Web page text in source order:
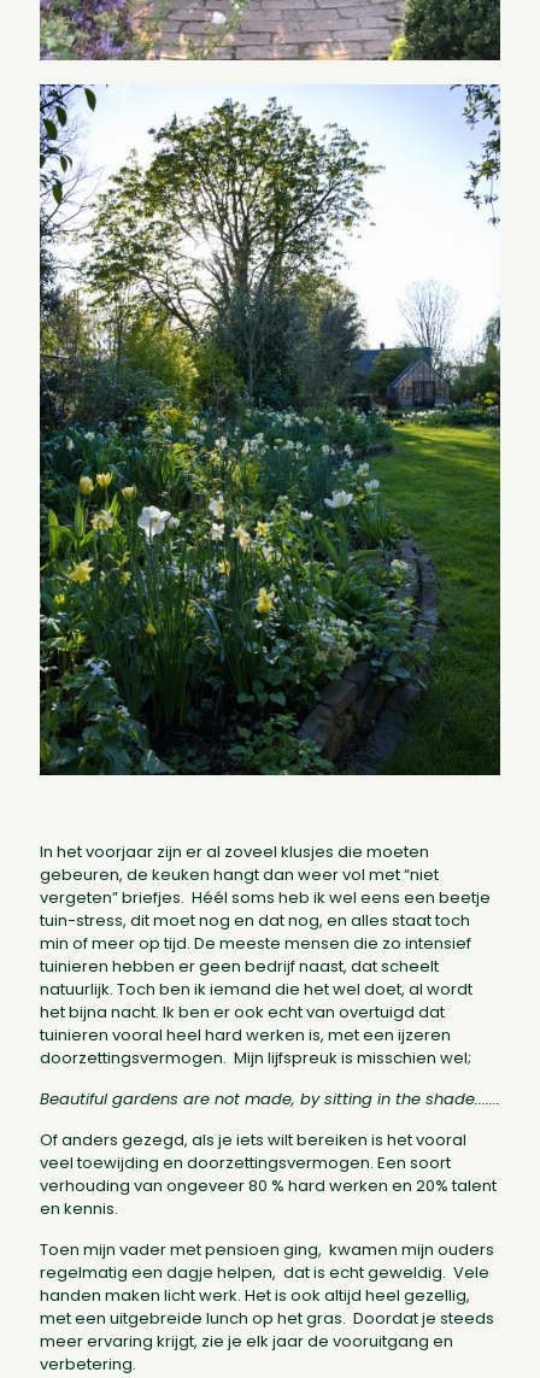
In het voorjaar zijn er al zoveel klusjes die moeten
gebeuren, de keuken hangt dan weer vol met “niet
vergeten” briefjes. Héél soms heb ik wel eens een beetje
tuin-stress, dit moet nog en dat nog, en alles staat toch
min of meer op tijd. De meeste mensen die zo intensief
tuinieren hebben er geen bedrijf naast, dat scheelt
natuurlijk. Toch ben ik iemand die het wel doet, al wordt
het bijna nacht. Ik ben er ook echt van overtuigd dat
tuinieren vooral heel hard werken is, met een ijzeren
doorzettingsvermogen. Mijn lijfspreuk is misschien wel;
Beautiful gardens are not made, by sitting in the shade.......
Of anders gezegd, als je iets wilt bereiken is het vooral
veel toewijding en doorzettingsvermogen. Een soort
verhouding van ongeveer 80 % hard werken en 20% talent
en kennis.
Toen mijn vader met pensioen ging, kwamen mijn ouders
regelmatig een dagje helpen, dat is echt geweldig. Vele
handen maken licht werk. Het is ook altijd heel gezellig,
met een uitgebreide lunch op het gras. Doordat je steeds
meer ervaring krijgt, zie je elk jaar de vooruitgang en
verbetering.